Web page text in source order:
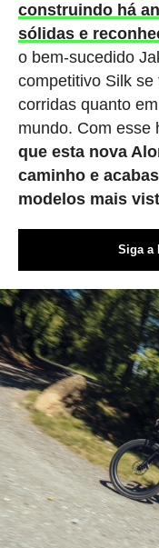
construindo há
sólidas e
o bem-sucedido
competitivo Silk
corridas quanto
mundo. Com esse
que esta nova
caminho e
modelos mais
Siga a